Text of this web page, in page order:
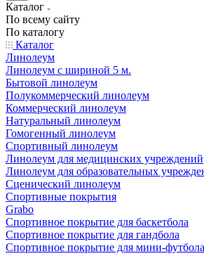
Каталог
По всему сайту
По каталогу
Каталог
Линолеум
Линолеум с шириной 5 м.
Бытовой линолеум
Полукоммерческий линолеум
Коммерческий линолеум
Натуральный линолеум
Гомогенный линолеум
Спортивный линолеум
Линолеум для медицинских учреждений
Линолеум для образовательных
Сценический линолеум
Спортивные покрытия
Grabo
Спортивное покрытие для баскетбола
Спортивное покрытие для гандбола
Спортивное покрытие для мини-футбола